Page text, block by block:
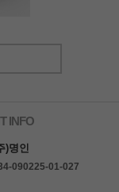
INFO
)명인
090225-01-027